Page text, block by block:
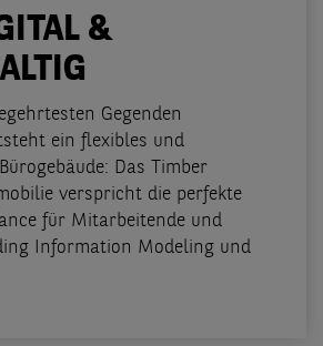
&
Gegenden
ein flexibles und
Das Timber
verspricht die perfekte
für Mitarbeitende und
Information Modeling und